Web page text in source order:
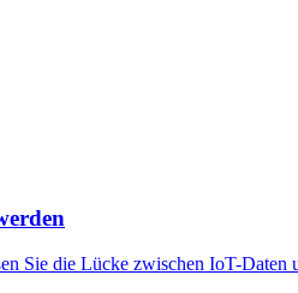
Sie die Lücke zwischen IoT-Daten